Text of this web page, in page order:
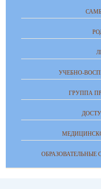
УЧЕБНО-
ГРУППА
ОБРАЗОВАТЕЛЬНЫЕ